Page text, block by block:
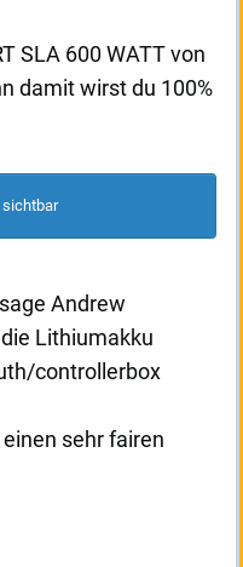
SLA 600 WATT von
damit wirst du 100%
sichtbar
Andrew
Lithiumakku
controllerbox
sehr fairen